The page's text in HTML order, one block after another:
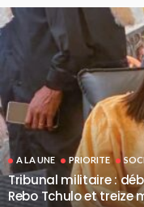
A LA UNE PRIORITE
Tribunal militaire :
Rebo Tchulo et treize